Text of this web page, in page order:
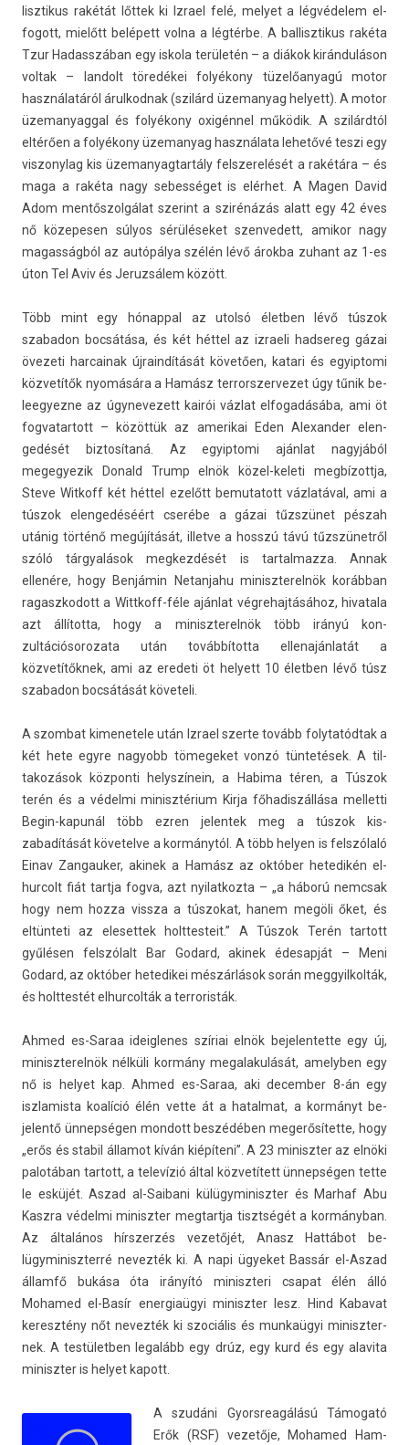
lisztikus rakétát lőttek ki Iz­rael felé, melyet a légvédelem el­
fogott, mielőtt belépett volna a légtérbe. A bal­lisztikus rakéta
Tzur Hadasszában egy is­kola területén – a diákok kiránduláson
vol­tak – lan­dolt töredékei folyékony tüzelőanyagú motor
használatáról árul­kodnak (szilárd üzemanyag helyett). A motor
üzemanyagg­al és folyékony oxigénnel működik. A szilárdtól
eltérően a folyékony üzemanyag használata lehetővé teszi egy
vis­zonylag kis üzemanyag­tartá­ly felszerelését a rakétára – és
maga a rakéta nagy sebes­séget is elérhet. A Magen David
Adom mentőszolgálat szerint a szirénázás alatt egy 42 éves
nő közepes­en súlyos sérüléseket szen­vedett, amikor nagy
magas­ságból az autópálya szélén lévő árokba zuhant az 1-es
úton Tel Aviv és Jeruz­sálem között.
Több mint egy hónapp­al az utolsó életb­en lévő túszok
szabadon bocsátása, és két héttel az iz­raeli had­sereg gázai
övezeti har­cainak újrain­dítását követően, katari és egyip­tomi
közvetítők nyomására a Hamász ter­rorszer­vezet úgy tűnik be­
leegyez­ne az úgynevezett kairói vázlat el­fogadásába, ami öt
fog­vatar­tott – közöttük az amerikai Eden Al­exand­er elen­
gedését bi­ztosítaná. Az egyip­tomi ajánlat nagyjából
megegyezik Donald Trump elnök közel-keleti meg­bízottja,
Steve Wit­koff két héttel ezelőtt be­mutatott vázlatával, ami a
túszok elen­gedéséért cserébe a gázai tűzszünet pészah
utánig történő megújítását, il­let­ve a hosszú távú tűzszünetről
szóló tárgyalások meg­kezdését is tar­talmaz­za. Annak
ellenére, hogy Benjámin Netan­jahu miniszterel­nök korábban
ragaszkodott a Wittkoff-féle ajánlat vég­rehaj­tásához, hivatala
azt állította, hogy a miniszterel­nök több irányú kon­
zultációsorozata után továbbította el­lenaján­latát a
közvetítőknek, ami az eredeti öt helyett 10 életb­en lévő túsz
szabadon bocsátását követeli.
A szom­bat kimenetele után Iz­rael szer­te tovább folytatód­tak a
két hete egyre nagyobb tömegeket vonzó tüntetések. A til­
takozások köz­ponti helys­zínein, a Habima téren, a Túszok
terén és a védelmi minisztérium Kirja főhadis­zállása mel­letti
Begin-kapunál több ezren jelen­tek meg a túszok kis­
zabadítását követel­ve a kormánytól. A több hely­en is felszólaló
Einav Zan­gauk­er, akinek a Hamász az október hetedikén el­
hurcolt fiát tartja fogva, azt nyilat­kozta – „a háború nemcsak
hogy nem hozza vissza a tús­zokat, hanem megöli őket, és
eltünteti az eleset­tek holttes­teit.” A Túszok Terén tar­tott
gyűlésen felszólalt Bar Godard, akinek éde­sap­ját – Meni
Godard, az október hetedikei mészárlások során meg­gyil­kolták,
és holttes­tét el­hurcol­ták a ter­roris­ták.
Ahmed es-Saraa ideig­lenes szíriai elnök be­jelen­tette egy új,
miniszterel­nök nélküli kormány megalakulását, amelyb­en egy
nő is helyet kap. Ahmed es-Saraa, aki de­cemb­er 8-án egy
iszlamis­ta koalíció élén vette át a hatal­mat, a kormányt be­
jelentő ünnepségen mon­dott beszédében megerősítette, hogy
„erős és stabil államot kíván kiépíteni”. A 23 miniszt­er az elnöki
palotában tar­tott, a televízió által közvetített ünnepségen tette
le esküjét. Aszad al-Saibani külügyminiszt­er és Mar­haf Abu
Kaszra védelmi miniszt­er meg­tartja tisztségét a kormányban.
Az általános hírszer­zés vezetőjét, Anasz Hattábot be­
lügyminiszterré nevez­ték ki. A napi ügyeket Bassár el-Aszad
államfő bukása óta irányító miniszteri csapat élén álló
Mohamed el-Basír en­er­giaügyi miniszt­er lesz. Hind Kabavat
keresztény nőt nevez­ték ki szociális és munkaügyi miniszter­
nek. A tes­tületb­en legalább egy drúz, egy kurd és egy al­avita
miniszt­er is helyet kapott.
A szudáni Gyorsreagálású Támogató
Erők (RSF) vezetője, Mohamed Ham­